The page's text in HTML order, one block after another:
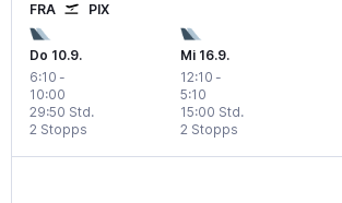
FRA PIX
Do 10.9.
6:10 -
10:00
2 Stopps
29:50 Std.
Mi 16.9.
12:10 -
5:10
2 Stopps
15:00 Std.